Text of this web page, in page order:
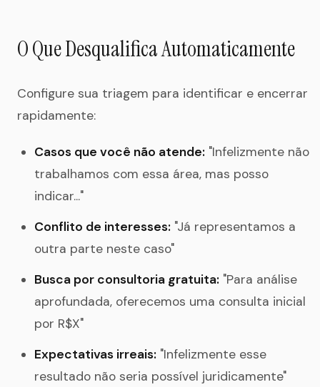
O Que Desqualifica Automaticamente
Configure sua triagem para identificar e encerrar
rapidamente:
Casos que você não atende: "Infelizmente não
trabalhamos com essa área, mas posso
indicar..."
Conflito de interesses: "Já representamos a
outra parte neste caso"
Busca por consultoria gratuita: "Para análise
aprofundada, oferecemos uma consulta inicial
por R$X"
Expectativas irreais: "Infelizmente esse
resultado não seria possível juridicamente"